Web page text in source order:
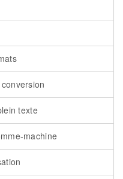
texte
machine